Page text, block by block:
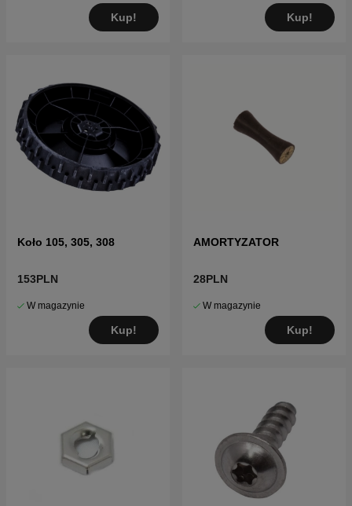
Kup! Kup!
Koło 105, 305, 308
153PLN
W magazynie
Kup!
AMORTYZATOR
28PLN
W magazynie
Kup!